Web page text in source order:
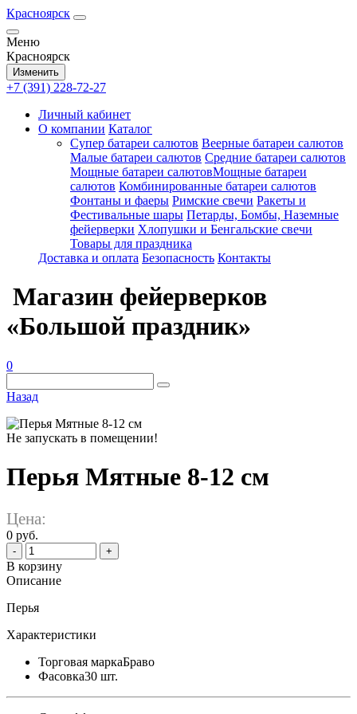
Красноярск
Меню
Красноярск
Изменить
+7 (391) 228-72-27
Личный кабинет
О компании Каталог
Супер батареи салютов Веерные батареи салютов
Малые батареи салютов Средние батареи салютов
Мощные батареи салютовМощные батареи
салютов Комбинированные батареи салютов
Фонтаны и фаеры Римские свечи Ракеты и
Фестивальные шары Петарды, Бомбы, Наземные
фейерверки Хлопушки и Бенгальские свечи
Товары для праздника
Доставка и оплата Безопасность Контакты
Магазин фейерверков
«Большой праздник»
0
Назад
Не запускать в помещении!
Перья Мятные 8-12 см
Цена:
0 руб.
- +
В корзину
Описание
Перья
Характеристики
Торговая маркаБраво
Фасовка30 шт.